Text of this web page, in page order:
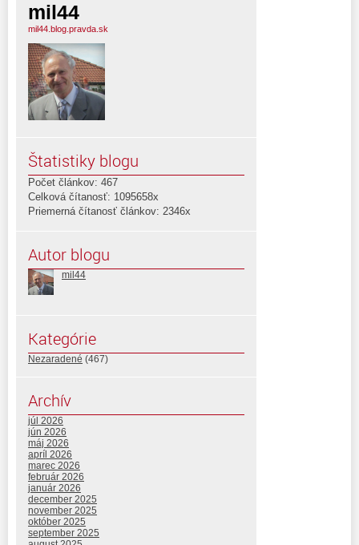
mil44
mil44.blog.pravda.sk
Štatistiky blogu
Počet článkov: 467
Celková čítanosť: 1095658x
Priemerná čítanosť článkov: 2346x
Autor blogu
mil44
Kategórie
Nezaradené (467)
Archív
júl 2026
jún 2026
máj 2026
apríl 2026
marec 2026
február 2026
január 2026
december 2025
november 2025
október 2025
september 2025